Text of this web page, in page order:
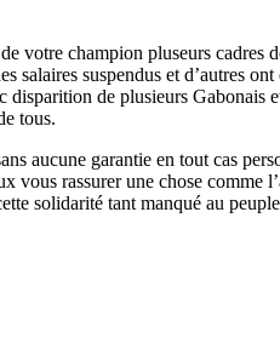
votre champion pluseurs cadres
suspendus et d’autres
de plusieurs Gabonais
tous.
aucune garantie en tout cas
vous rassurer une chose
solidarité tant manqué au